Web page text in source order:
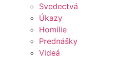
Svedectvá
Úkazy
Homílie
Prednášky
Videá